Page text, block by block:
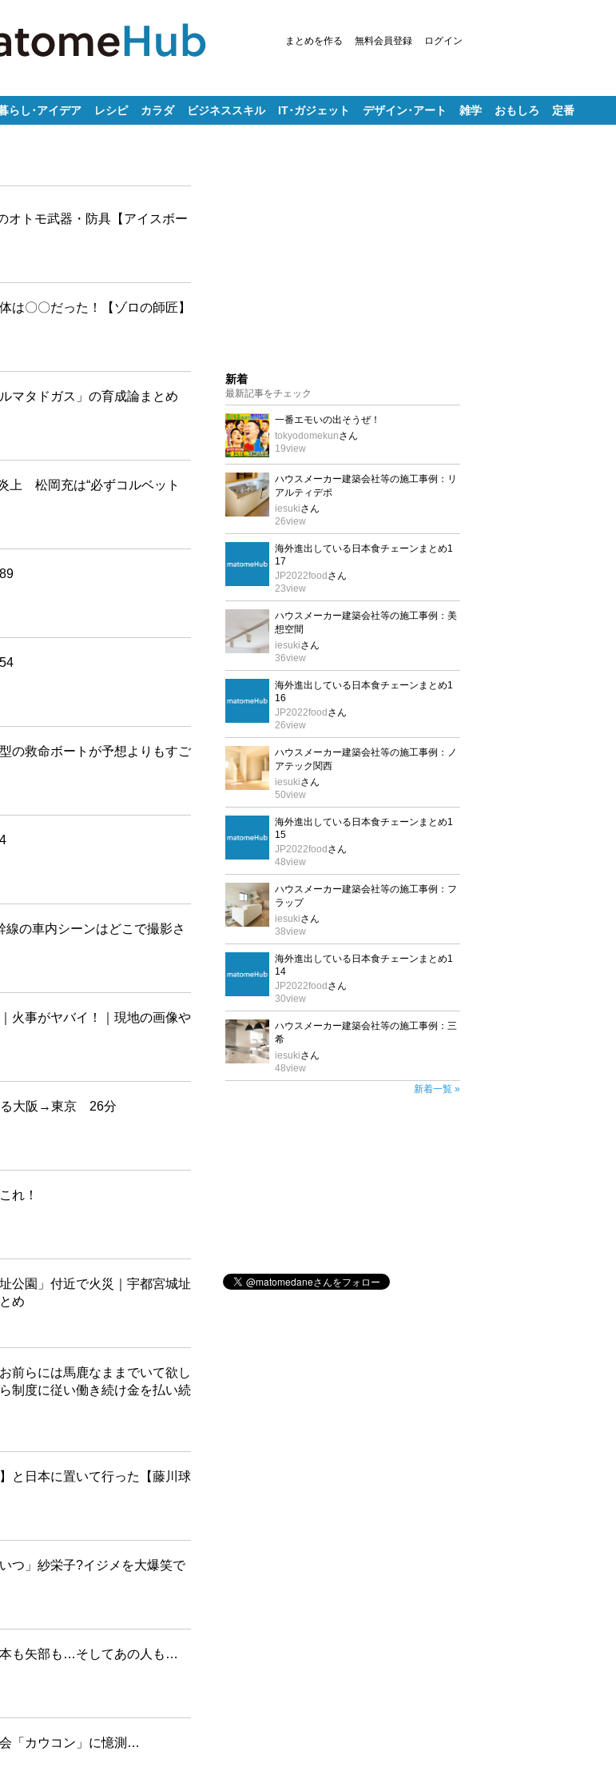
まとめを作る 無料会員登録 ログイン
らし･アイデア レシピ カラダ ビジネススキル IT･ガジェット デザイン･アート 雑学 おもしろ 定番
オトモ武器・防具【アイスボー
は〇〇だった！【ゾロの師匠】
マタドガス」の育成論まとめ
上 松岡充は“必ずコルベット
の救命ボートが予想よりもすご
の車内シーンはどこで撮影さ
火事がヤバイ！｜現地の画像や
よる大阪→東京 26分
れ！
公園」付近で火災｜宇都宮城址
め
前らには馬鹿なままでいて欲し
制度に従い働き続け金を払い続
と日本に置いて行った【藤川球
つ」紗栄子?イジメを大爆笑で
も矢部も…そしてあの人も…
「カウコン」に憶測…
新着
最新記事をチェック
一番エモいの出そうぜ！
tokyodomekunさん
19view
ハウスメーカー建築会社等の施工事例：リ
アルティデポ
iesukiさん
26view
海外進出している日本食チェーンまとめ1
17
JP2022food さん
23view
ハウスメーカー建築会社等の施工事例：美
想空間
iesukiさん
36view
海外進出している日本食チェーンまとめ1
16
JP2022food さん
26view
ハウスメーカー建築会社等の施工事例：ノ
アテック関西
iesukiさん
50view
海外進出している日本食チェーンまとめ1
15
JP2022food さん
48view
ハウスメーカー建築会社等の施工事例：フ
ラップ
iesukiさん
38view
海外進出している日本食チェーンまとめ1
14
JP2022food さん
30view
ハウスメーカー建築会社等の施工事例：三
希
iesukiさん
48view
新着一覧 »